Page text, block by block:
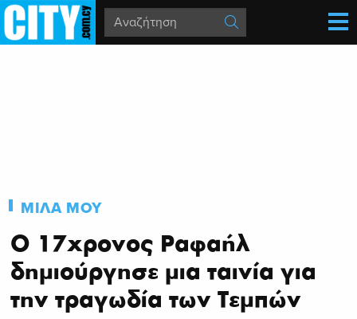
ΜΙΛΑ ΜΟΥ
Ο 17χρονος Ραφαήλ
δημιούργησε μια ταινία για
την τραγωδία των Τεμπών